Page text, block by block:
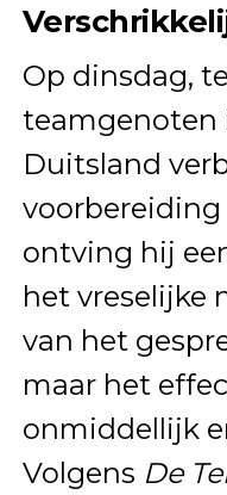
Op dinsdag,
teamgenoten
Duitsland
ontving hij
het vreselijke
van het
maar het
onmiddellijk
Volgens De